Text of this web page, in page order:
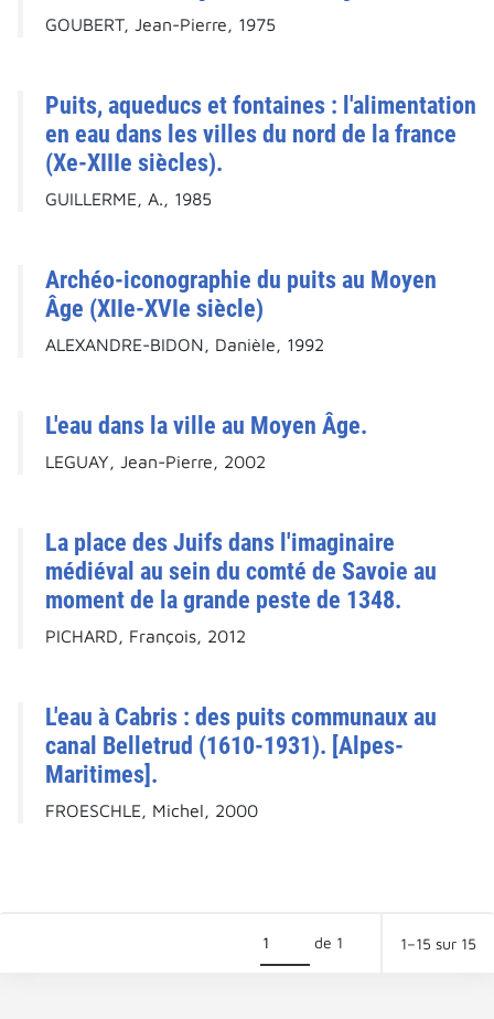
GOUBERT, Jean-Pierre, 1975
Puits, aqueducs et fontaines : l'alimentation
en eau dans les villes du nord de la france
(Xe-XIIIe siècles).
GUILLERME, A., 1985
Archéo-iconographie du puits au Moyen
Âge (XIIe-XVIe siècle)
ALEXANDRE-BIDON, Danièle, 1992
L'eau dans la ville au Moyen Âge.
LEGUAY, Jean-Pierre, 2002
La place des Juifs dans l'imaginaire
médiéval au sein du comté de Savoie au
moment de la grande peste de 1348.
PICHARD, François, 2012
L'eau à Cabris : des puits communaux au
canal Belletrud (1610-1931). [Alpes-
Maritimes].
FROESCHLE, Michel, 2000
de 1 1–15 sur 15